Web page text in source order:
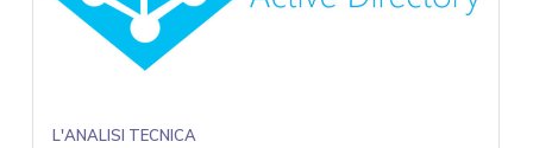
L'ANALISI TECNICA